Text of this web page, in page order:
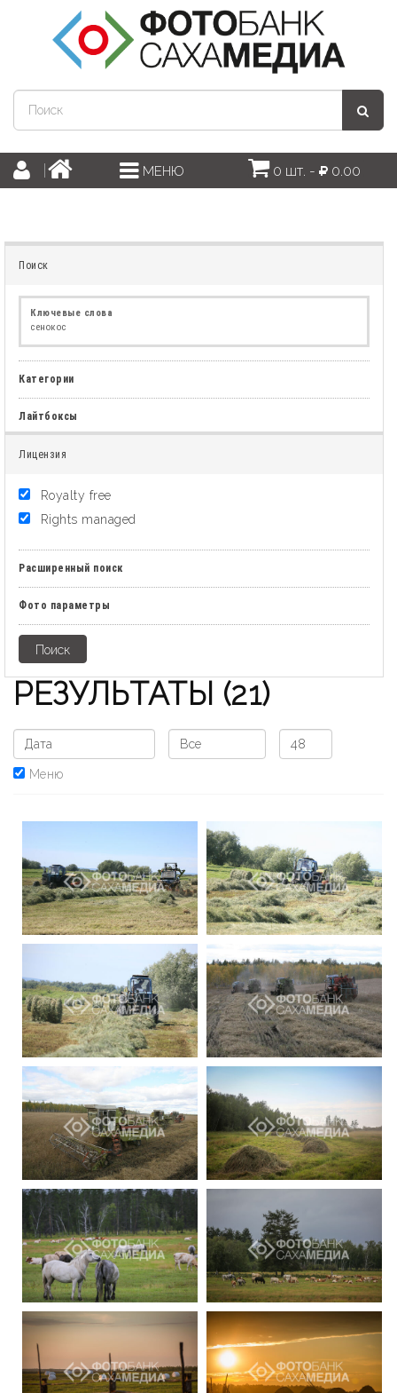
МЕНЮ 0 шт. - 0.00
Поиск
Ключевые слова
сенокос
Категории
Лайтбоксы
Лицензия
Royalty free
Rights managed
Расширенный поиск
Фото параметры
РЕЗУЛЬТАТЫ (21)
Меню